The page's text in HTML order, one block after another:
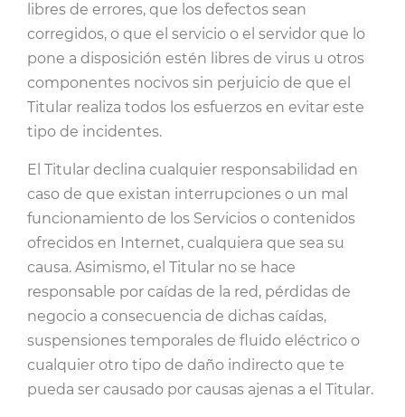
libres de errores, que los defectos sean
corregidos, o que el servicio o el servidor que lo
pone a disposición estén libres de virus u otros
componentes nocivos sin perjuicio de que el
Titular realiza todos los esfuerzos en evitar este
tipo de incidentes.
El Titular declina cualquier responsabilidad en
caso de que existan interrupciones o un mal
funcionamiento de los Servicios o contenidos
ofrecidos en Internet, cualquiera que sea su
causa. Asimismo, el Titular no se hace
responsable por caídas de la red, pérdidas de
negocio a consecuencia de dichas caídas,
suspensiones temporales de fluido eléctrico o
cualquier otro tipo de daño indirecto que te
pueda ser causado por causas ajenas a el Titular.